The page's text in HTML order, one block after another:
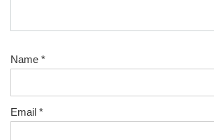
Name *
Email *